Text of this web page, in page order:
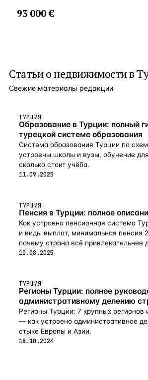
93 000 €
Статьи онедвижимости в
Свежие материалы редакции
ТУРЦИЯ
Образование в Турции: полный
турецкой системе образования
Система образования Турции по
устроены школы и вузы, обучение
сколько стоит учёба.
11.09.2025
ТУРЦИЯ
Пенсия в Турции: полное
Как устроена пенсионная система
и виды выплат, минимальная пенсия
почему страна всё привлекательнее
пенсии в 2026-м.
10.08.2025
ТУРЦИЯ
Регионы Турции: полное
административному делению
Регионы Турции: 7 крупных регионов
— как устроено административное
стыке Европы и Азии.
18.10.2024